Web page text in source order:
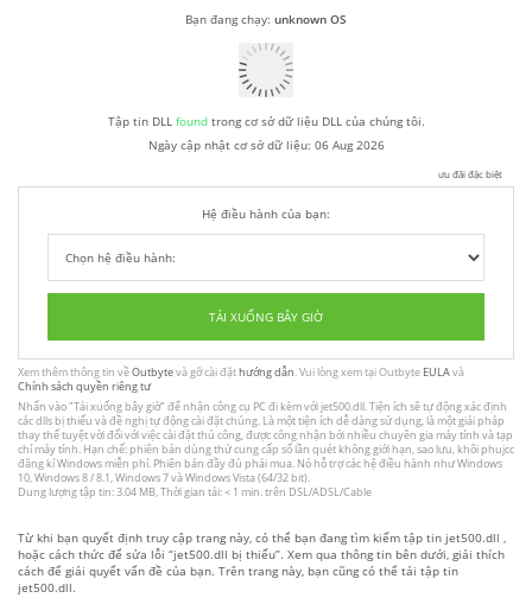
Bạn đang chạy: unknown OS
Tập tin DLL foundtrong cơ sở dữ liệu DLL của chúng tôi.
Ngày cập nhật cơ sở dữ liệu: 06 Aug 2026
ưu đãi đặc biệt
Hệ điều hành của bạn:
TẢI XUỐNG BÂY GIỜ
Xem thêm thông tin vềOutbytevà gỡ cài đặthướng dẫn. Vui lòng xem tại Outbyte EULAvà
Chính sách quyền riêng tư
Nhấn vào"Tải xuống bây giờ" để nhận công cụ PC đi kèm với jet500.dll. Tiện ích sẽ tự động xác định
các dlls bị thiếu và đề nghị tự động cài đặt chúng. Là một tiện ích dễ dàng sử dụng, là một giải pháp
thay thế tuyệt vời đối với việc cài đặt thủ công, được công nhận bởi nhiều chuyên gia máy tính và tạp
chí máy tính. Hạn chế: phiên bản dùng thử cung cấp số lần quét không giới hạn, sao lưu, khôi phujcc
đăng kí Windows miễn phí. Phiên bản đầy đủ phải mua. Nó hỗ trợ các hệ điều hành như Windows
10, Windows 8 / 8.1, Windows 7 và Windows Vista (64/32 bit).
Dung lượng tập tin: 3.04 MB, Thời gian tải: < 1 min. trên DSL/ADSL/Cable
Từ khi bạn quyết định truy cập trang này, có thể bạn đang tìm kiếm tập tin jet500.dll ,
hoặc cách thức để sửa lỗi “jet500.dll bị thiếu”. Xem qua thông tin bên dưới, giải thích
cách để giải quyết vấn đề của bạn. Trên trang này, bạn cũng có thể tải tập tin
jet500.dll.